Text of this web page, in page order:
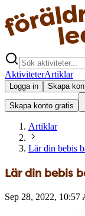
AktiviteterArtiklar
Logga in Skapa
Skapa konto gratis
Artiklar
Lär din bebis
Lär din bebis
Sep 28, 2022, 10:57